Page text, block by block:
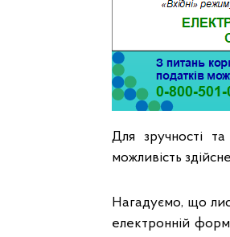
Для зручності
можливість
Нагадуємо, що
електронній